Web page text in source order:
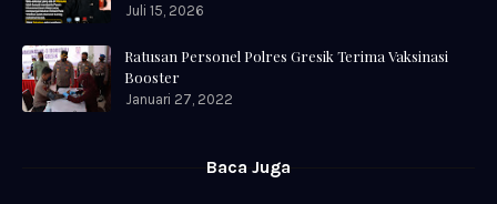
Juli 15, 2026
Ratusan Personel Polres Gresik Terima Vaksinasi
Booster
Januari 27, 2022
Baca Juga